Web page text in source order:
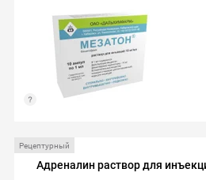
Рецептурный
Адреналин раствор для